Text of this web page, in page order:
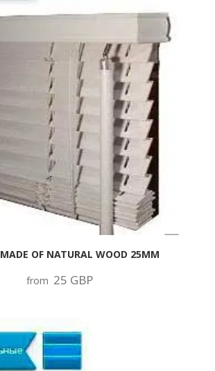
OF NATURAL WOOD 25MM
from 25 GBP